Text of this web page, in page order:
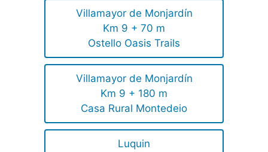
Villamayor de Monjardín
Km 9 + 70 m
Ostello Oasis Trails
Villamayor de Monjardín
Km 9 + 180 m
Casa Rural Montedeio
Luquin